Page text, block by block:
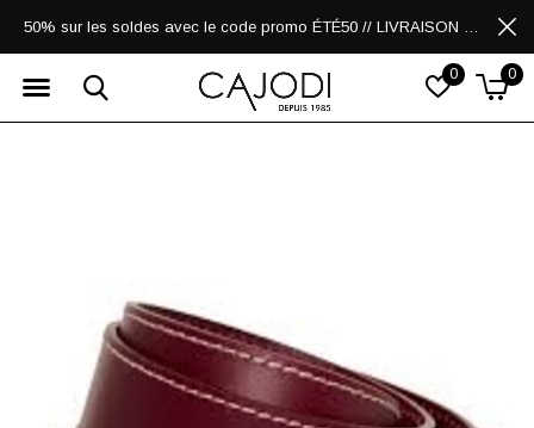
0 0
50% sur les soldes avec le code promo ÉTÉ50 // LIVRAISON GRATUITE POUR LES ACHATS DE 250$ ET PLUS